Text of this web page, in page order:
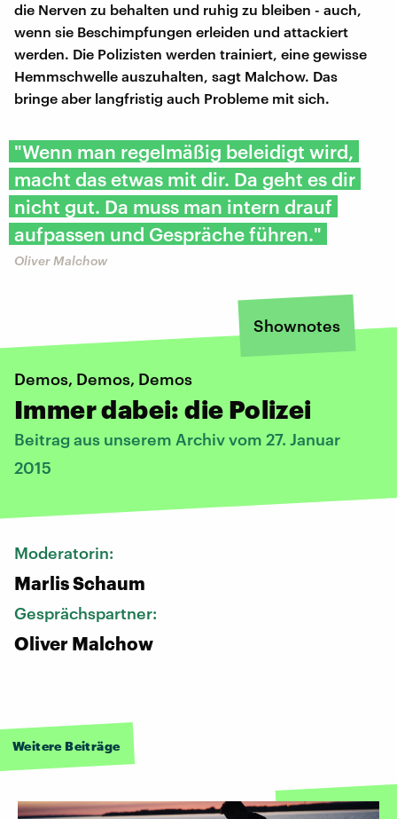
die Nerven zu behalten und ruhig zu bleiben - auch,
wenn sie Beschimpfungen erleiden und attackiert
werden. Die Polizisten werden trainiert, eine gewisse
Hemmschwelle auszuhalten, sagt Malchow. Das
bringe aber langfristig auch Probleme mit sich.
"Wenn man regelmäßig beleidigt wird,
macht das etwas mit dir. Da geht es dir
nicht gut. Da muss man intern drauf
aufpassen und Gespräche führen."
Oliver Malchow
Shownotes
Demos, Demos, Demos
Immer dabei: die Polizei
Beitrag aus unserem Archiv vom 27. Januar
2015
Moderatorin:
Marlis Schaum
Gesprächspartner:
Oliver Malchow
Weitere Beiträge